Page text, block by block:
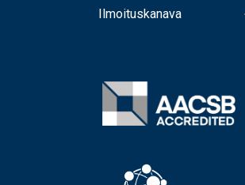
Ilmoituskanava
Image
Image